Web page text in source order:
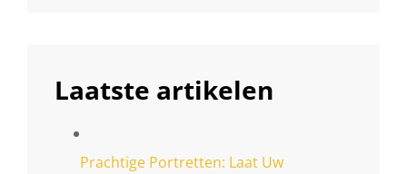
Laatste artikelen
Prachtige Portretten: Laat Uw